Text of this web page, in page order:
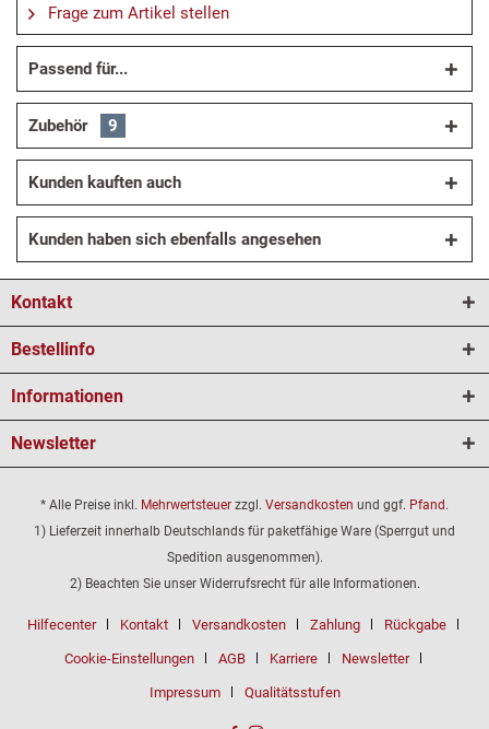
Frage zum Artikel stellen
Passend für...
Zubehör 9
Kunden kauften auch
Kunden haben sich ebenfalls angesehen
Kontakt
Bestellinfo
Informationen
Newsletter
* Alle Preise inkl. Mehrwertsteuer zzgl. Versandkosten und ggf. Pfand.
1) Lieferzeit innerhalb Deutschlands für paketfähige Ware (Sperrgut und
Spedition ausgenommen).
2) Beachten Sie unser Widerrufsrecht für alle Informationen.
Hilfecenter Kontakt Versandkosten Zahlung Rückgabe
Cookie-Einstellungen AGB Karriere Newsletter
Impressum Qualitätsstufen